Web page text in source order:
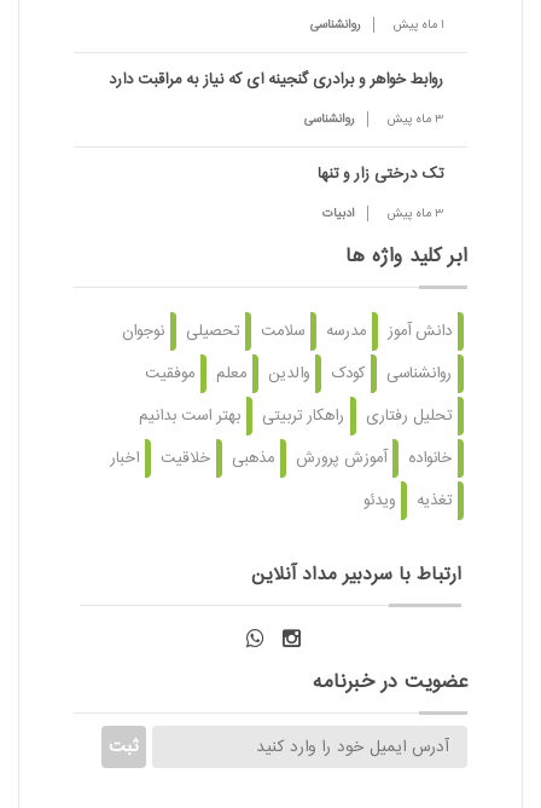
1 ماه پیش روانشناسی
روابط خواهر و برادری گنجینه ای که نیاز به مراقبت دارد
3 ماه پیش روانشناسی
تک درختی زار و تنها
3 ماه پیش ادبیات
ابر کلید واژه ها
دانش آموز مدرسه سلامت تحصیلی
نوجوان
روانشناسی
کودک والدین معلم
موفقیت
تحلیل رفتاری
راهکار تربیتی
بهتر است بدانیم
خانواده
آموزش پرورش مذهبی خلاقیت
اخبار
تغذیه
ویدئو
ارتباط با سردبیر مداد آنلاین
عضویت در خبرنامه